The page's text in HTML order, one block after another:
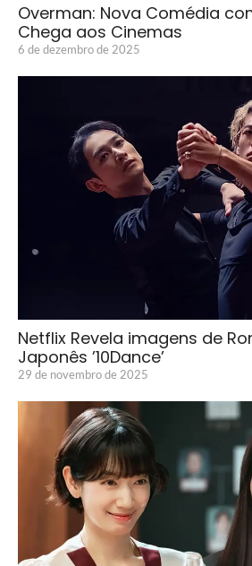
Overman: Nova Comédia
Chega aos Cinemas
6 de dezembro de 2025
Netflix Revela imagens de
Japonês ’10Dance’
29 de novembro de 2025